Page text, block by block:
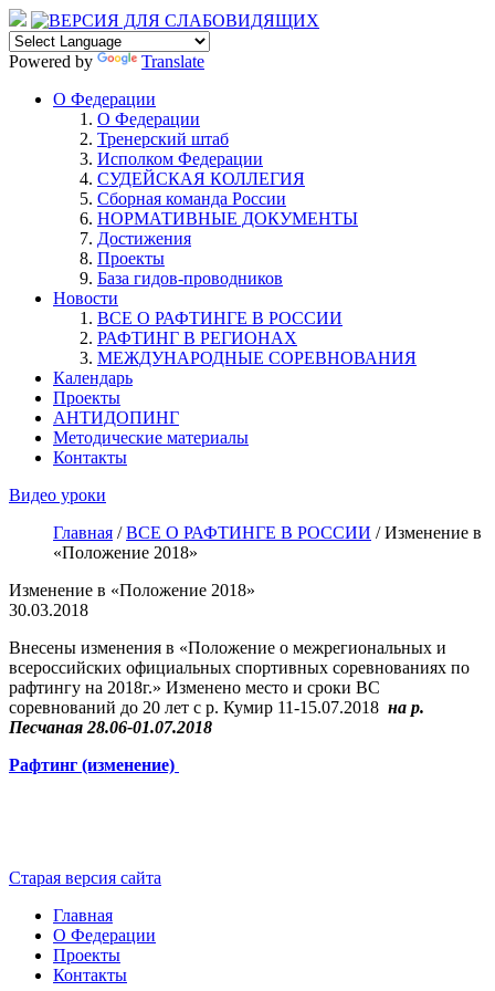
Powered by
Translate
О Федерации
О Федерации
Тренерский штаб
Исполком Федерации
СУДЕЙСКАЯ КОЛЛЕГИЯ
Сборная команда России
НОРМАТИВНЫЕ ДОКУМЕНТЫ
Достижения
Проекты
База гидов-проводников
Новости
ВСЕ О РАФТИНГЕ В РОССИИ
РАФТИНГ В РЕГИОНАХ
МЕЖДУНАРОДНЫЕ СОРЕВНОВАНИЯ
Календарь
Проекты
АНТИДОПИНГ
Методические материалы
Контакты
Видео уроки
Главная /ВСЕ О РАФТИНГЕ В РОССИИ /Изменение в
«Положение 2018»
Изменение в «Положение 2018»
30.03.2018
Внесены изменения в «Положение о межрегиональных и
всероссийских официальных спортивных соревнованиях по
рафтингу на 2018г.» Изменено место и сроки ВС
соревнований до 20 лет с р. Кумир 11-15.07.2018 на р.
Песчаная 28.06-01.07.2018
Рафтинг (изменение)
Старая версия сайта
Главная
О Федерации
Проекты
Контакты